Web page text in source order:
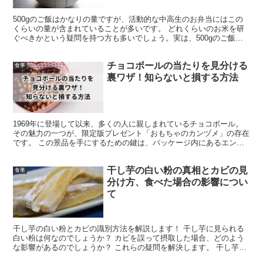
500gのご飯はかなりの量ですが、活動的な中高生のお弁当にはこの
くらいの量が含まれていることが多いです。 どれくらいのお米を研
ぐべきかという疑問を持つ方も多いでしょう。実は、500gのご飯は
食事
チョコボールの当たりを見分ける
裏ワザ！知らないと損する方法
1969年に登場して以来、多くの人に親しまれているチョコボール。
その魅力の一つが、限定版プレゼント「おもちゃのカンヅメ」の存在
です。 この景品を手にするための鍵は、パッケージ内にあるエンゼ
食事
干し芋の白い粉の真相とカビの見
分け方、食べた場合の影響につい
て
干し芋の白い粉とカビの識別方法を解説します！ 干し芋に見られる
白い粉は何なのでしょうか？ カビを誤って摂取した場合、どのよう
な影響があるのでしょうか？ これらの疑問を解決します。 干し芋に